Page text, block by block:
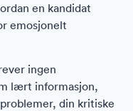
en kandidat
emosjonelt
ingen
lært informasjon,
din kritiske